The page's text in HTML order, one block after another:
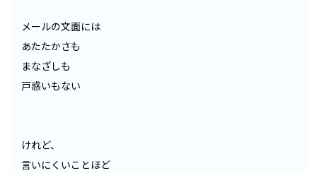
メールの文面には
あたたかさも
まなざしも
戸惑いもない
けれど、
言いにくいことほど